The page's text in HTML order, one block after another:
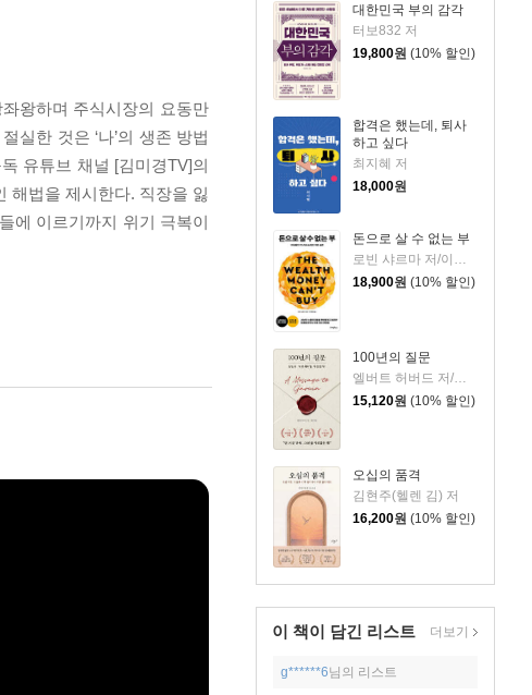
대한민국 부의 감각
터보832 저
19,800원 (10% 할인)
합격은 했는데, 퇴사
하고 싶다
최지혜 저
18,000원
돈으로 살 수 없는 부
18,900원 (10% 할인)
100년의 질문
엘버트 허버드 저/충희 편
15,120원 (10% 할인)
오십의 품격
김현주(헬렌 김) 저
16,200원 (10% 할인)
이 책이 담긴 리스트 더보기
g******6님의 리스트
왕하며 주식시장의 요동만
실한 것은 ‘나’의 생존 방법
유튜브 채널 [김미경TV]의
해법을 제시한다. 직장을 잃
에 이르기까지 위기 극복이